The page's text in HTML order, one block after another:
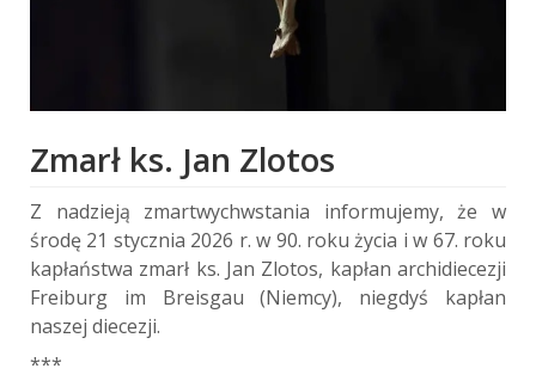
Zmarł ks. Jan Zlotos
Z nadzieją zmartwychwstania informujemy, że w
środę 21 stycznia 2026 r. w 90. roku życia i w 67. roku
kapłaństwa zmarł ks. Jan Zlotos, kapłan archidiecezji
Freiburg im Breisgau (Niemcy), niegdyś kapłan
naszej diecezji.
***